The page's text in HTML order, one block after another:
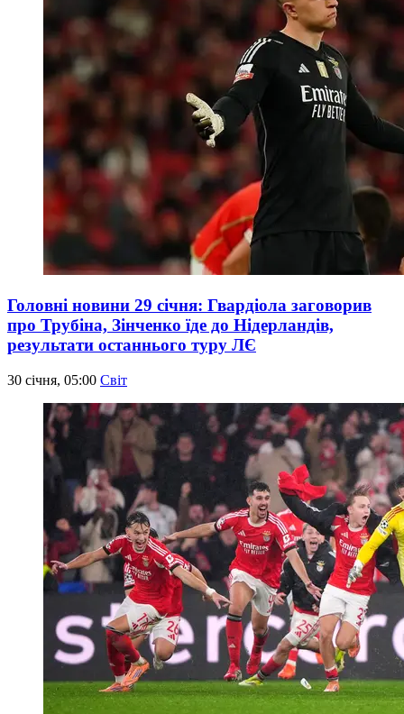
Головні новини 29 січня: Гвардіола заговорив
про Трубіна, Зінченко їде до Нідерландів,
результати останнього туру ЛЄ
30 січня, 05:00 Світ